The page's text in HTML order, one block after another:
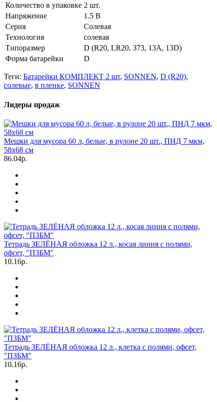
Количество в упаковке 2 шт.
Напряжение
1.5 В
Серия
Солевая
Технология
солевая
Типоразмер
D (R20, LR20, 373, 13A, 13D)
Форма батарейки
D
Теги: Батарейки КОМПЛЕКТ 2 шт, SONNEN, D (R20),
солевые, в пленке, SONNEN
Лидеры продаж
Мешки для мусора 60 л, белые, в рулоне 20 шт., ПНД 7 мкм,
58х68 см
86.04р.
Тетрадь ЗЕЛЁНАЯ обложка 12 л., косая линия с полями,
офсет, "ПЗБМ"
10.16р.
Тетрадь ЗЕЛЁНАЯ обложка 12 л., клетка с полями, офсет,
"ПЗБМ"
10.16р.